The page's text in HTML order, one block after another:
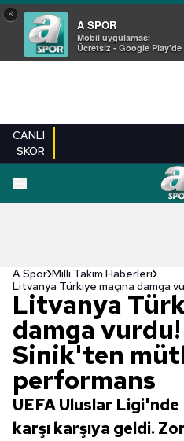
×
A SPOR
Mobil uygulaması
Ücretsiz - Google Play'de
CANLI
SKOR
A Spor Milli Takım Haberleri
Litvanya
damga
Sinik'ten
performans
UEFA Uluslar
karşı karşıya geldi.